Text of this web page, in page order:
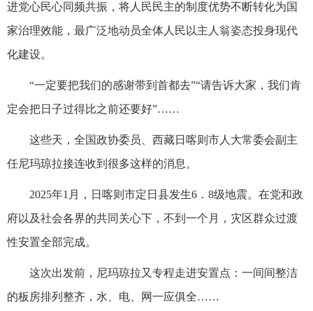
进党心民心同频共振，将人民民主的制度优势不断转化为国
家治理效能，最广泛地动员全体人民以主人翁姿态投身现代
化建设。
“一定要把我们的感谢带到首都去”“请告诉大家，我们肯
定会把日子过得比之前还要好”……
这些天，全国政协委员、西藏日喀则市人大常委会副主
任尼玛琼拉接连收到很多这样的消息。
2025年1月，日喀则市定日县发生6．8级地震。在党和政
府以及社会各界的共同关心下，不到一个月，灾区群众过渡
性安置全部完成。
这次出发前，尼玛琼拉又专程走进安置点：一间间整洁
的板房排列整齐，水、电、网一应俱全……